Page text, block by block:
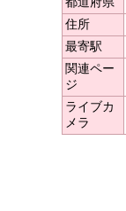
住所
最寄駅
関連ペー
ジ
ライブカ
メラ